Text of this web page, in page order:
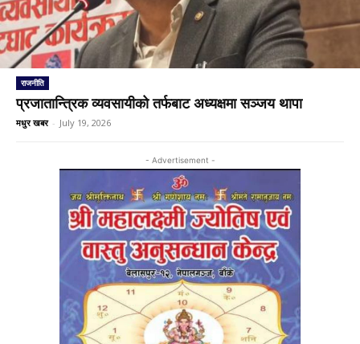
राजनीति
प्रजातान्त्रिक व्यवसायीको तर्फबाट अध्यक्षमा सञ्जय थापा
मधुर खबर - July 19, 2026
- Advertisement -